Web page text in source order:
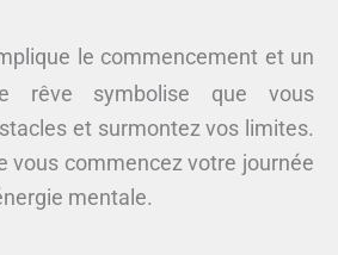
le commencement et un
rêve symbolise que vous
et surmontez vos limites.
vous commencez votre journée
mentale.